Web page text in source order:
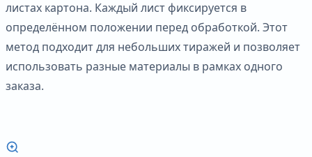
листах картона. Каждый лист фиксируется в
определённом положении перед обработкой. Этот
метод подходит для небольших тиражей и позволяет
использовать разные материалы в рамках одного
заказа.